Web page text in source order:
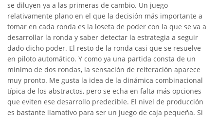
se diluyen ya a las primeras de cambio. Un juego
relativamente plano en el que la decisión más importante a
tomar en cada ronda es la loseta de poder con la que se va a
desarrollar la ronda y saber detectar la estrategia a seguir
dado dicho poder. El resto de la ronda casi que se resuelve
en piloto automático. Y como ya una partida consta de un
mínimo de dos rondas, la sensación de reiteración aparece
muy pronto. Me gusta la idea de la dinámica combinacional
típica de los abstractos, pero se echa en falta más opciones
que eviten ese desarrollo predecible. El nivel de producción
es bastante llamativo para ser un juego de caja pequeña. Si